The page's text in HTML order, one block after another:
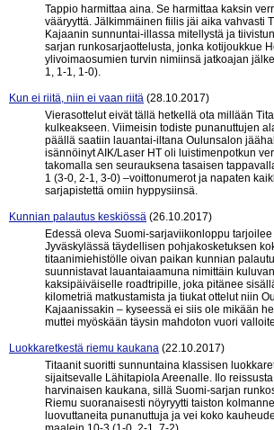
Tappio harmittaa aina. Se harmittaa kaksin
vääryyttä. Jälkimmäinen fiilis jäi aika vahvasti
Kajaanin sunnuntai-illassa mitellystä ja
sarjan runkosarjaottelusta, jonka kotijoukkue
ylivoimaosumien turvin nimiinsä jatkoajan
1, 1-1, 1-0).
Kun ei riitä, niin ei vaan riitä (28.10.2017)
Vierasottelut eivät tällä hetkellä ota millään
kulkeakseen. Viimeisin todiste punanuttujen
päällä saatiin lauantai-iltana Oulunsalon
isännöinyt AIK/Laser HT oli luistimenpotkun
takomalla sen seurauksena tasaisen
1 (3-0, 2-1, 3-0) –voittonumerot ja napaten
sarjapistettä omiin hyppysiinsä.
Kunnian palautus keskiössä (26.10.2017)
Edessä oleva Suomi-sarjaviikonloppu
Jyväskylässä täydellisen pohjakosketuksen
titaanimiehistölle oivan paikan kunnian
suunnistavat lauantaiaamuna nimittäin
kaksipäiväiselle roadtripille, joka pitänee
kilometriä matkustamista ja tiukat ottelut niin
Kajaanissakin – kyseessä ei siis ole mikään
muttei myöskään täysin mahdoton vuori
Luokkaretkestä riemu kaukana (22.10.2017)
Titaanit suoritti sunnuntaina klassisen
sijaitsevalle Lähitapiola Areenalle. Ilo
harvinaisen kaukana, sillä Suomi-sarjan
Riemu suoranaisesti nöyryytti taiston
luovuttaneita punanuttuja ja vei koko